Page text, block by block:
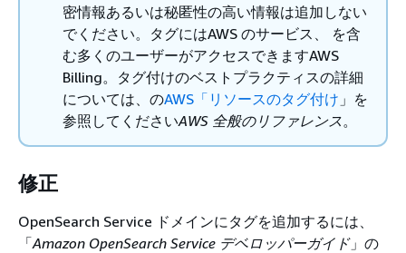
密情報あるいは秘匿性の高い情報は追加しない
でください。タグにはAWS のサービス、 を含
む多くのユーザーがアクセスできますAWS
Billing。タグ付けのベストプラクティスの詳細
については、のAWS「リソースのタグ付け 」を
参照してくださいAWS 全般のリファレンス。
修正
OpenSearch Service ドメインにタグを追加するには、
「Amazon OpenSearch Service デベロッパーガイド」の